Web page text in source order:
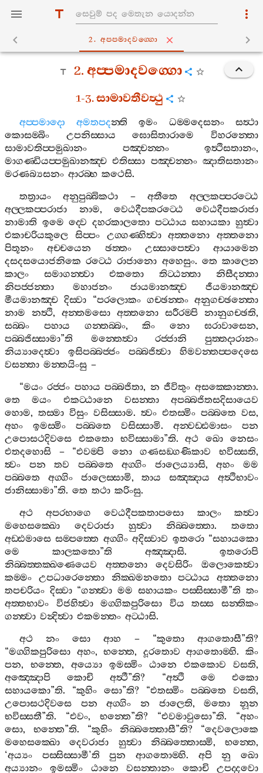
2. අප‍්පමාදවග‍්ගො
2.අප‍්පමාදවග‍්ගො
1-3.සාමාවතීවත්‍ථු
අප‍්පමාදො අමතපදන‍්ති ඉමං ධම‍්මදෙසනං
සත්‍ථා
කොසම‍්බිං
උපනිස‍්සාය ඝොසිතාරාමෙ
විහරන‍්තො
සාමාවතිප‍්පමුඛානං
පඤ‍්චන‍්නං ඉත්‍ථිසතානං,
මාගණ‍්ඩියප‍්පමුඛානඤ‍්ච එතිස‍්සා පඤ‍්චන‍්නං ඤාතිසතානං
මරණබ්‍යසනං ආරබ‍්භ කථෙසි.
තත්‍රායං
අනුපුබ‍්බිකථා –අතීතෙ
අල‍්ලකප‍්පරට‍්ඨෙ
අල‍්ලකප‍්පරාජා
නාම,වෙඨදීපකරට‍්ඨෙ
වෙඨදීපකරාජා
නාමාති ඉමෙ ද‍්වෙ දහරකාලතො පට‍්ඨාය සහායකා හුත්‍වා
එකාචරියකුලෙ
සිප‍්පං උග‍්ගණ‍්හිත්‍වා අත‍්තනො
අත‍්තනො
පිතූනං
අච‍්චයෙන ඡත‍්තං උස‍්සාපෙත්‍වා
ආයාමෙන
දසදසයොජනිකෙ රට‍්ඨෙ රාජානො අහෙසුං. තෙ කාලෙන
කාලං
සමාගන‍්ත්‍වා එකතො තිට‍්ඨන‍්තා
නිසීදන‍්තා
නිපජ‍්ජන‍්තා
මහාජනං ජායමානඤ‍්ච
ජීයමානඤ‍්ච
මීයමානඤ‍්ච දිස‍්වා “පරලොකං ගච‍්ඡන‍්තං අනුගච‍්ඡන‍්තො
නාම
නත්‍ථි, අන‍්තමසො අත‍්තනො සරීරම‍්පි නානුගච‍්ඡති,
සබ‍්බං
පහාය ගන‍්තබ‍්බං,කිං නො ඝරාවාසෙන,
පබ‍්බජිස‍්සාමා”ති මන‍්තෙත්‍වා රජ‍්ජානි
පුත‍්තදාරානං
නිය්‍යාදෙත්‍වා
ඉසිපබ‍්බජ‍්ජං පබ‍්බජිත්‍වා
හිමවන‍්තප‍්පදෙසෙ
වසන‍්තා මන‍්තයිංසු –
“මයං රජ‍්ජං පහාය පබ‍්බජිතා, න ජීවිතුං අසක‍්කොන‍්තා.
තෙ
මයං එකට‍්ඨානෙ වසන‍්තා
අපබ‍්බජිතසදිසායෙව
හොම, තස‍්මා විසුං වසිස‍්සාම. ත්‍වං එතස‍්මිං පබ‍්බතෙ වස,
අහං
ඉමස‍්මිං පබ‍්බතෙ වසිස‍්සාමි. අන‍්වඩ‍්ඪමාසං
පන
උපොසථදිවසෙ
එකතො භවිස‍්සාමා”ති.අථ ඛො
නෙසං
එතදහොසි – “එවම‍්පි නො ගණසඞ‍්ගණිකාව භවිස‍්සති,
ත්‍වං
පන තව පබ‍්බතෙ අග‍්ගිං ජාලෙය්‍යාසි,අහං
මම
පබ‍්බතෙ
අග‍්ගිං ජාලෙස‍්සාමි,තාය සඤ‍්ඤාය
අත්‍ථිභාවං
ජානිස‍්සාමා”ති. තෙ තථා කරිංසු.
අථ
අපරභාගෙ වෙඨදීපකතාපසො කාලං
කත්‍වා
මහෙසක‍්ඛො
දෙවරාජා හුත්‍වා නිබ‍්බත‍්තො. තතො
අඩ‍්ඪමාසෙ සම‍්පත‍්තෙ අග‍්ගිං අදිස‍්වාව ඉතරො“සහායකො
මෙ
කාලකතො”ති අඤ‍්ඤාසි. ඉතරොපි
නිබ‍්බත‍්තක‍්ඛණෙයෙව
අත‍්තනො දෙවසිරිං
ඔලොකෙත්‍වා
කම‍්මං
උපධාරෙන‍්තො නික‍්ඛමනතො පට‍්ඨාය
අත‍්තනො
තපචරියං දිස‍්වා“ගන‍්ත්‍වා මම සහායකං පස‍්සිස‍්සාමී”ති තං
අත‍්තභාවං
විජහිත්‍වා මග‍්ගිකපුරිසො විය තස‍්ස
සන‍්තිකං
ගන‍්ත්‍වා වන්‍දිත්‍වා එකමන‍්තං අට‍්ඨාසි.
අථ
නං සො ආහ – “කුතො ආගතොසී”ති?
“මග‍්ගිකපුරිසො අහං,භන‍්තෙ, දූරතොව ආගතොම‍්හි.කිං
පන, භන‍්තෙ, අය්‍යො ඉමස‍්මිං ඨානෙ එකකොව වසති,
අඤ‍්ඤොපි
කොචි අත්‍ථී”ති? “අත්‍ථි මෙ
එකො
සහායකො”ති. “කුහිං සො”ති? “එතස‍්මිං පබ‍්බතෙ වසති,
උපොසථදිවසෙ
පන අග‍්ගිං න ජාලෙති,මතො
නූන
භවිස‍්සතී”ති. “එවං, භන‍්තෙ”ති? “එවමාවුසො”ති. “අහං
සො, භන‍්තෙ”ති. “කුහිං නිබ‍්බත‍්තොසී”ති? “දෙවලොකෙ
මහෙසක‍්ඛො
දෙවරාජා හුත්‍වා නිබ‍්බත‍්තොස‍්මි, භන‍්තෙ,
‘අය්‍යං පස‍්සිස‍්සාමී’ති පුන ආගතොම‍්හි. අපි නු
ඛො
අය්‍යානං
ඉමස‍්මිං ඨානෙ වසන‍්තානං කොචි
උපද‍්දවො